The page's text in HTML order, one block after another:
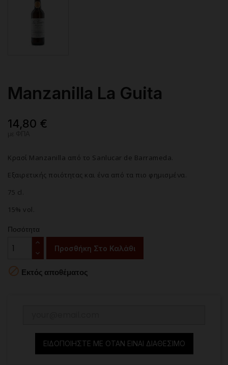
Manzanilla La Guita
14,80 €
Κρασί Manzanilla από το Sanlucar de Barrameda.
Εξαιρετικής ποιότητας και ένα από τα πιο φημισμένα.
75 cl.
15% vol.
Ποσότητα
Προσθήκη Στο Καλάθι
 Εκτός αποθέματος
ΕΙΔΟΠΟΙΉΣΤΕ ΜΕ ΌΤΑΝ ΕΊΝΑΙ ΔΙΑΘΈΣΙΜΟ